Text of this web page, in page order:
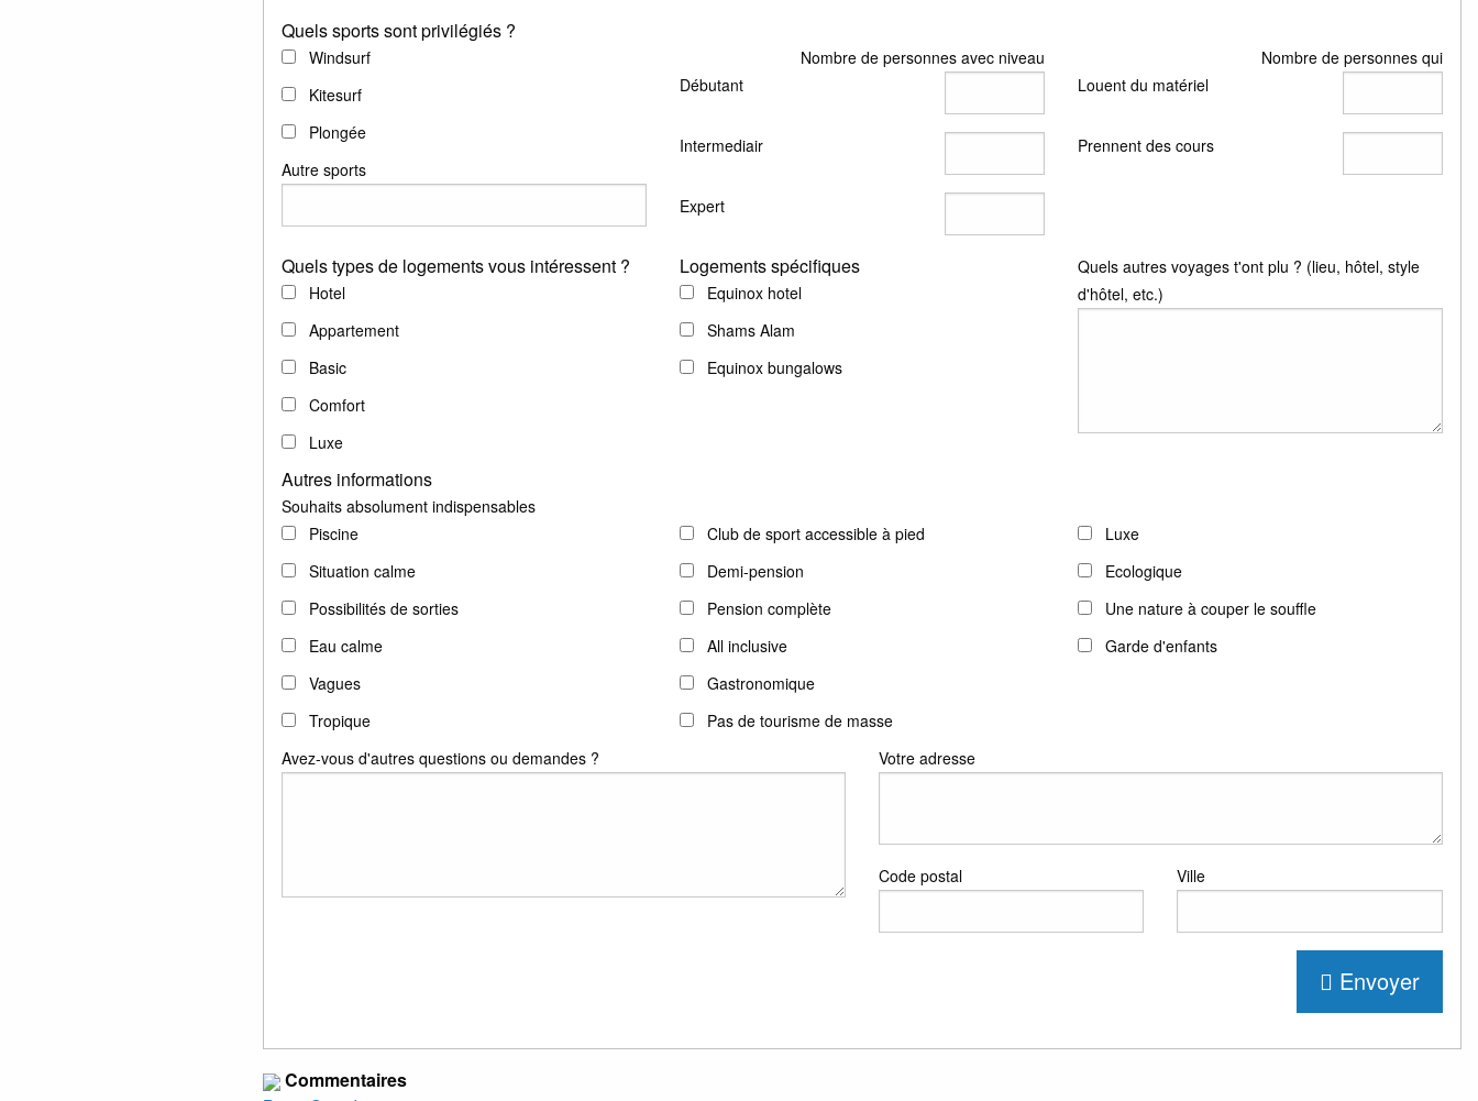
Quels sports sont privilégiés ?
Windsurf
Kitesurf
Plongée
Autre sports
Nombre de personnes avec niveau
Débutant
Intermediair
Expert
Nombre de personnes qui
Louent du matériel
Prennent des cours
Quels types de logements vous intéressent ?
Hotel
Appartement
Basic
Comfort
Luxe
Logements spécifiques
Equinox hotel
Shams Alam
Equinox bungalows
Quels autres voyages t'ont plu ? (lieu, hôtel, style
d'hôtel, etc.)
Autres informations
Souhaits absolument indispensables
Piscine
Situation calme
Possibilités de sorties
Eau calme
Vagues
Tropique
Club de sport accessible à pied
Demi-pension
Pension complète
All inclusive
Gastronomique
Pas de tourisme de masse
Luxe
Ecologique
Une nature à couper le souffle
Garde d'enfants
Avez-vous d'autres questions ou demandes ? Votre adresse
Code postal Ville
Envoyer
Commentaires